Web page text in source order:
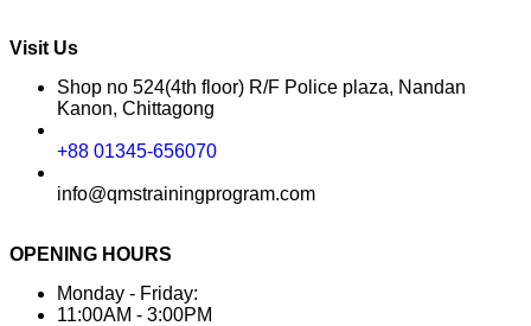
Visit Us
Shop no 524(4th floor) R/F Police plaza, Nandan
Kanon, Chittagong
+88 01345-656070
info@qmstrainingprogram.com
OPENING HOURS
Monday - Friday:
11:00AM - 3:00PM